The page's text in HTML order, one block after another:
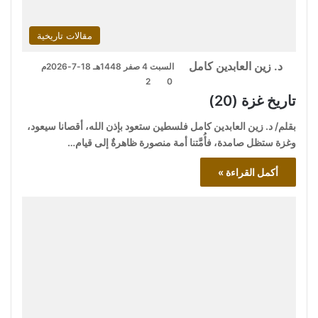
مقالات تاريخية
د. زين العابدين كامل
السبت 4 صفر 1448هـ 18-7-2026م
0
2
تاريخ غزة (20)
بقلم/ د. زين العابدين كامل فلسطين ستعود بإذن الله، أقصانا سيعود،
وغزة ستظل صامدة، فأُمَّتنا أمة منصورة ظاهرةٌ إلى قيام…
أكمل القراءة »